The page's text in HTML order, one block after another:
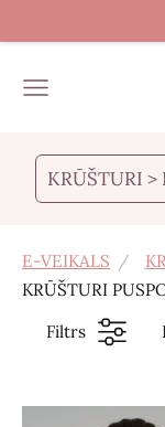
KRŪŠTURI >
E-VEIKALS
KRŪŠTURI
Filtrs